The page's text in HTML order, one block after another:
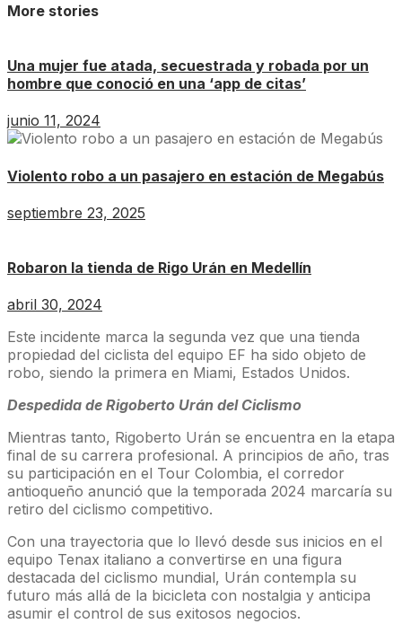
More stories
Una mujer fue atada, secuestrada y robada por un
hombre que conoció en una ‘app de citas’
junio 11, 2024
Violento robo a un pasajero en estación de Megabús
septiembre 23, 2025
Robaron la tienda de Rigo Urán en Medellín
abril 30, 2024
Este incidente marca la segunda vez que una tienda
propiedad del ciclista del equipo EF ha sido objeto de
robo, siendo la primera en Miami, Estados Unidos.
Despedida de Rigoberto Urán del Ciclismo
Mientras tanto, Rigoberto Urán se encuentra en la etapa
final de su carrera profesional. A principios de año, tras
su participación en el Tour Colombia, el corredor
antioqueño anunció que la temporada 2024 marcaría su
retiro del ciclismo competitivo.
Con una trayectoria que lo llevó desde sus inicios en el
equipo Tenax italiano a convertirse en una figura
destacada del ciclismo mundial, Urán contempla su
futuro más allá de la bicicleta con nostalgia y anticipa
asumir el control de sus exitosos negocios.